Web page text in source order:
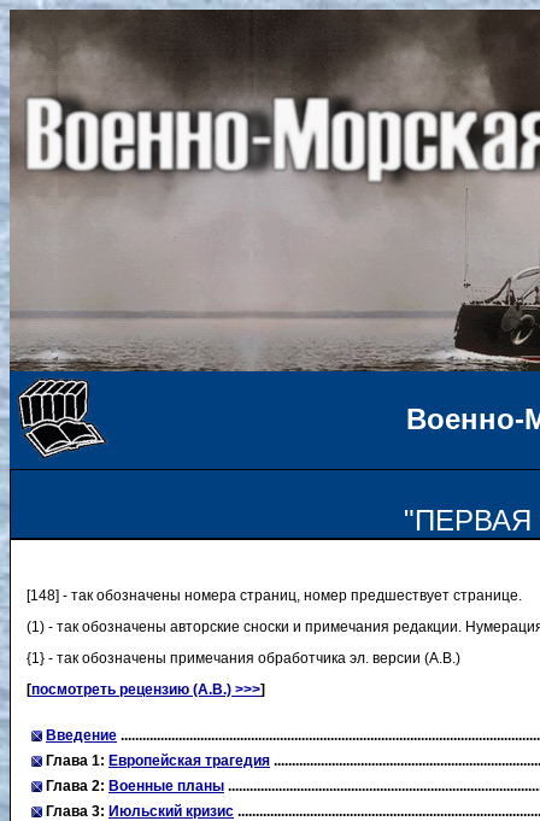
Военно-
[148] - так обозначены номера страниц, номер предшествует странице.
(1) - так обозначены авторские сноски и примечания редакции.
{1} - так обозначены примечания обработчика эл. версии (А.В.)
[посмотреть рецензию (А.В.) >>>]
Введение
Глава 1: Европейская трагедия
Глава 2: Военные планы
Глава 3: Июльский кризис